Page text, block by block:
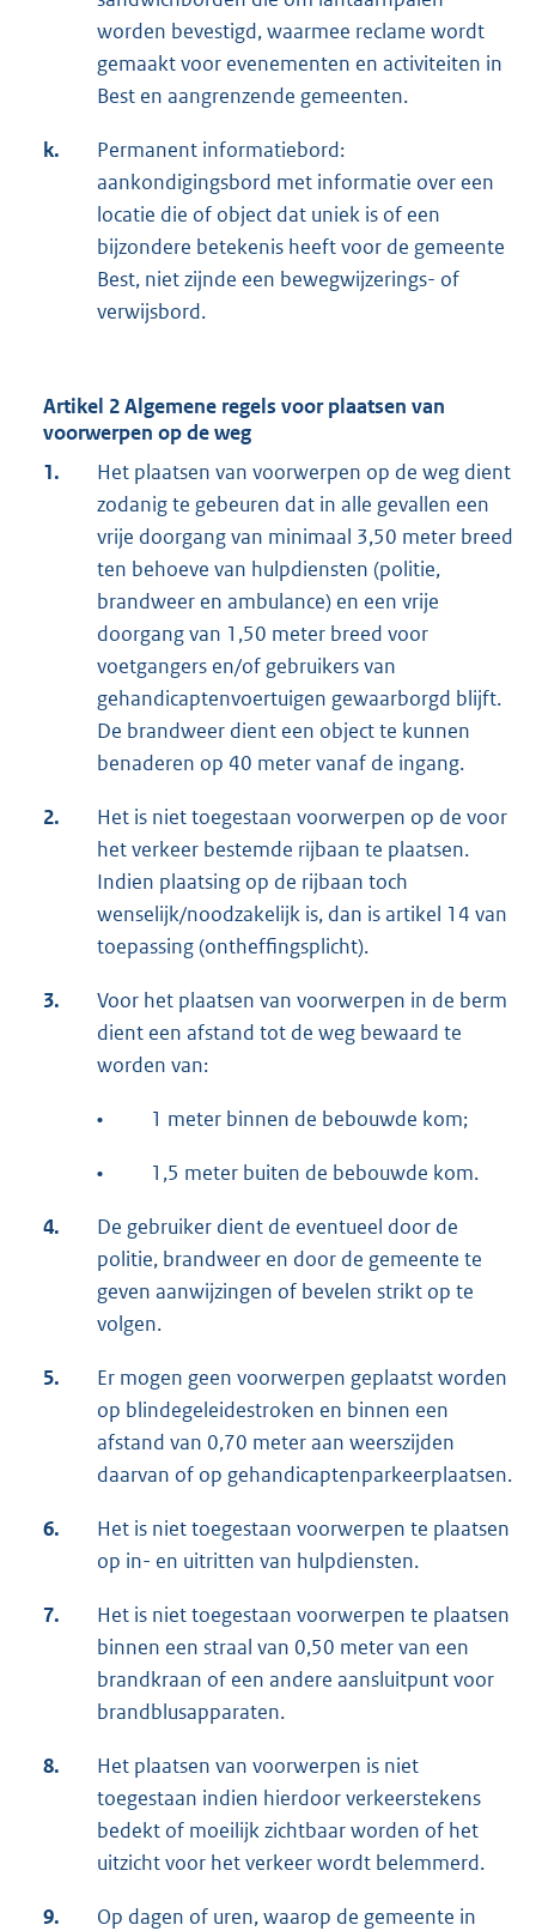
worden bevestigd, waarmee reclame wordt
gemaakt voor evenementen en activiteiten in
Best en aangrenzende gemeenten.
k.
Permanent informatiebord:
aankondigingsbord met informatie over een
locatie die of object dat uniek is of een
bijzondere betekenis heeft voor de gemeente
Best, niet zijnde een bewegwijzerings- of
verwijsbord.
Artikel 2 Algemene regels voor plaatsen van
voorwerpen op de weg
1.
Het plaatsen van voorwerpen op de weg dient
zodanig te gebeuren dat in alle gevallen een
vrije doorgang van minimaal 3,50 meter breed
ten behoeve van hulpdiensten (politie,
brandweer en ambulance) en een vrije
doorgang van 1,50 meter breed voor
voetgangers en/of gebruikers van
gehandicaptenvoertuigen gewaarborgd blijft.
De brandweer dient een object te kunnen
benaderen op 40 meter vanaf de ingang.
2.
Het is niet toegestaan voorwerpen op de voor
het verkeer bestemde rijbaan te plaatsen.
Indien plaatsing op de rijbaan toch
wenselijk/noodzakelijk is, dan is artikel 14 van
toepassing (ontheffingsplicht).
3.
Voor het plaatsen van voorwerpen in de berm
dient een afstand tot de weg bewaard te
worden van:
• 1 meter binnen de bebouwde kom;
• 1,5 meter buiten de bebouwde kom.
4.
De gebruiker dient de eventueel door de
politie, brandweer en door de gemeente te
geven aanwijzingen of bevelen strikt op te
volgen.
5.
Er mogen geen voorwerpen geplaatst worden
op blindegeleidestroken en binnen een
afstand van 0,70 meter aan weerszijden
daarvan of op gehandicaptenparkeerplaatsen.
6.
Het is niet toegestaan voorwerpen te plaatsen
op in- en uitritten van hulpdiensten.
7.
Het is niet toegestaan voorwerpen te plaatsen
binnen een straal van 0,50 meter van een
brandkraan of een andere aansluitpunt voor
brandblusapparaten.
8.
Het plaatsen van voorwerpen is niet
toegestaan indien hierdoor verkeerstekens
bedekt of moeilijk zichtbaar worden of het
uitzicht voor het verkeer wordt belemmerd.
9.
Op dagen of uren, waarop de gemeente in